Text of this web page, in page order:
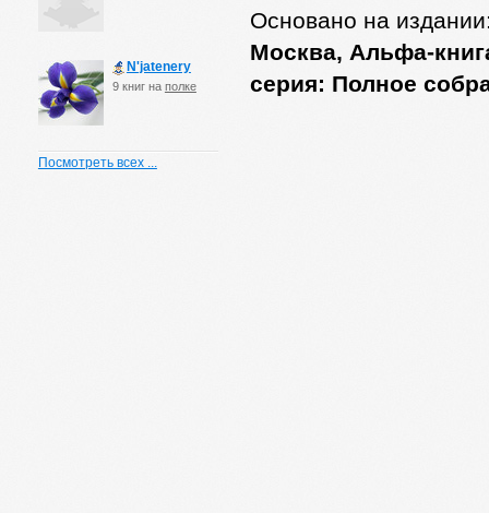
N'jatenery
9 книг на полке
Посмотреть всех ...
Основано на
Москва, Альфа-
серия: Полное